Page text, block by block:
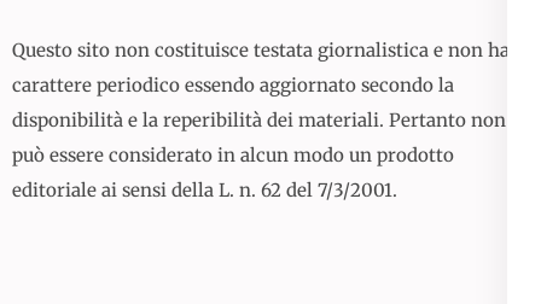
Questo sito non costituisce testata giornalistica e non ha
carattere periodico essendo aggiornato secondo la
disponibilità e la reperibilità dei materiali. Pertanto non
può essere considerato in alcun modo un prodotto
editoriale ai sensi della L. n. 62 del 7/3/2001.